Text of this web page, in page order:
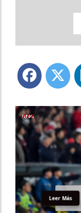
Leer Más